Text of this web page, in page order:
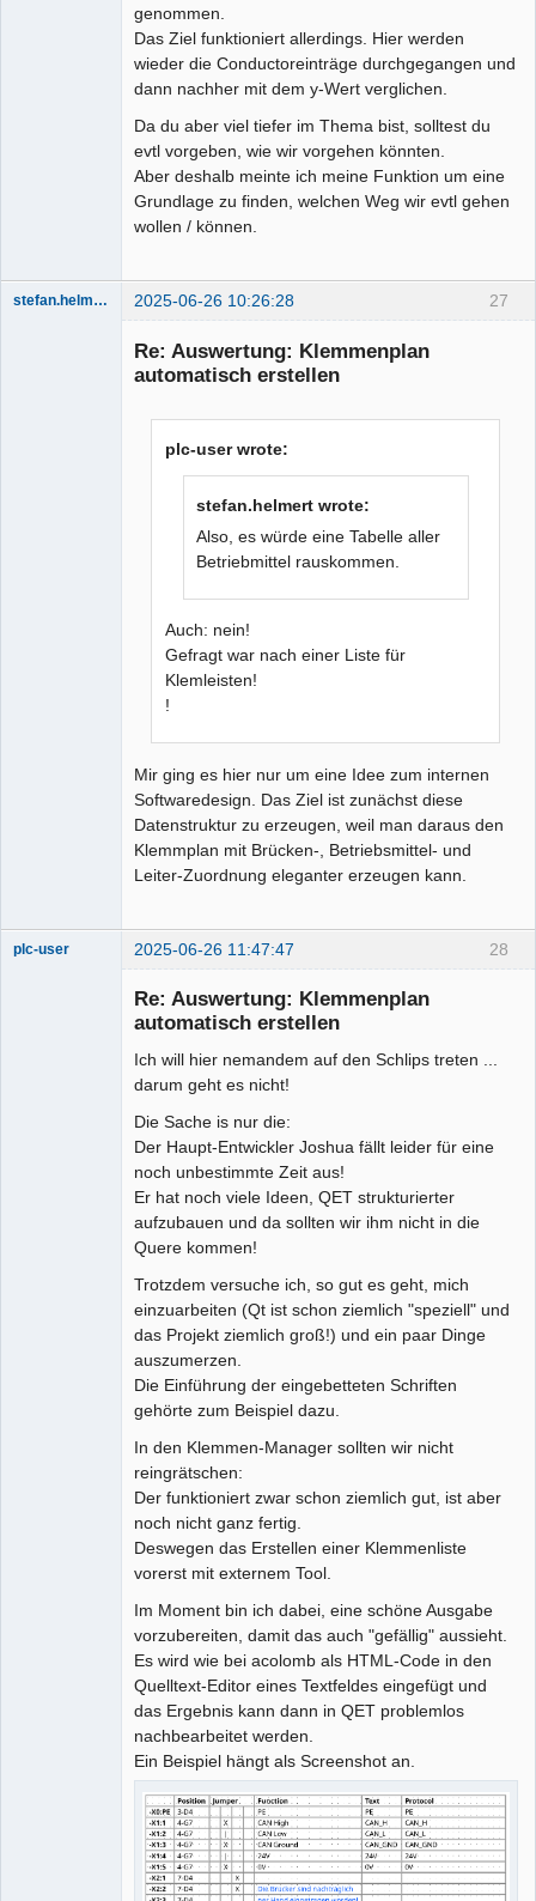
genommen.
Das Ziel funktioniert allerdings. Hier werden
wieder die Conductoreinträge durchgegangen und
dann nachher mit dem y-Wert verglichen.
Da du aber viel tiefer im Thema bist, solltest du
evtl vorgeben, wie wir vorgehen könnten.
Aber deshalb meinte ich meine Funktion um eine
Grundlage zu finden, welchen Weg wir evtl gehen
wollen / können.
27
stefan.helmert 2025-06-26 10:26:28
Re: Auswertung: Klemmenplan
automatisch erstellen
plc-user wrote:
stefan.helmert wrote:
Also, es würde eine Tabelle aller
Betriebmittel rauskommen.
Auch: nein!
Gefragt war nach einer Liste für
Klemleisten!
!
Mir ging es hier nur um eine Idee zum internen
Softwaredesign. Das Ziel ist zunächst diese
Datenstruktur zu erzeugen, weil man daraus den
Klemmplan mit Brücken-, Betriebsmittel- und
Leiter-Zuordnung eleganter erzeugen kann.
28
plc-user 2025-06-26 11:47:47
Re: Auswertung: Klemmenplan
automatisch erstellen
Ich will hier nemandem auf den Schlips treten ...
darum geht es nicht!
Die Sache is nur die:
Der Haupt-Entwickler Joshua fällt leider für eine
noch unbestimmte Zeit aus!
Er hat noch viele Ideen, QET strukturierter
aufzubauen und da sollten wir ihm nicht in die
Quere kommen!
Trotzdem versuche ich, so gut es geht, mich
einzuarbeiten (Qt ist schon ziemlich "speziell" und
das Projekt ziemlich groß!) und ein paar Dinge
auszumerzen.
Die Einführung der eingebetteten Schriften
gehörte zum Beispiel dazu.
In den Klemmen-Manager sollten wir nicht
reingrätschen:
Der funktioniert zwar schon ziemlich gut, ist aber
noch nicht ganz fertig.
Deswegen das Erstellen einer Klemmenliste
vorerst mit externem Tool.
Im Moment bin ich dabei, eine schöne Ausgabe
vorzubereiten, damit das auch "gefällig" aussieht.
Es wird wie bei acolomb als HTML-Code in den
Quelltext-Editor eines Textfeldes eingefügt und
das Ergebnis kann dann in QET problemlos
nachbearbeitet werden.
Ein Beispiel hängt als Screenshot an.